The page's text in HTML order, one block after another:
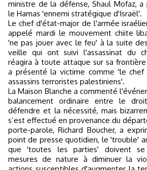
ministre de la défense, Shaul Mofaz,
le Hamas 'ennemi stratégique d'Israël'.
Le chef d'état-major de l'armée
appelé mardi le mouvement chiite
'ne pas jouer avec le feu' à la suite
veille qui ont suivi l'assassinat du
réagira à toute attaque sur sa
a présenté la victime comme 'le chef
assassins terroristes palestiniens'.
La Maison Blanche a commenté
balancement ordinaire entre le
défendre et la nécessité, mais
s’est effectué en provenance du
porte-parole, Richard Boucher, a
point de presse quotidien, le 'trouble'
que 'toutes les parties' doivent se
mesures de nature à diminuer la